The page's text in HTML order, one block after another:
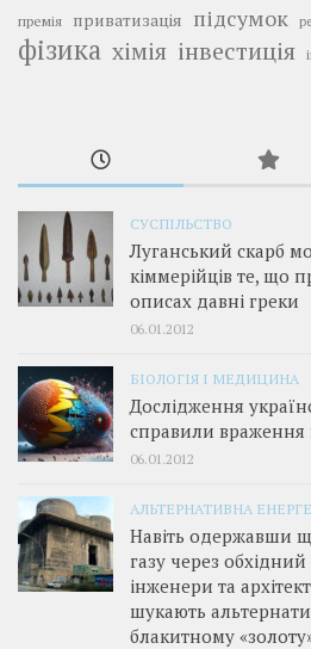
премія приватизація підсумок
фізика хімія інвестиція
СУСПІЛЬСТВО
Луганський скарб
кіммерійців те, що
описах давні греки
06.01.2012
БІОЛОГІЯ І МЕДИЦИНА
Дослідження
справили враження
06.01.2012
АЛЬТЕРНАТИВНА
Навіть одержавши
газу через
інженери та
шукають
блакитному